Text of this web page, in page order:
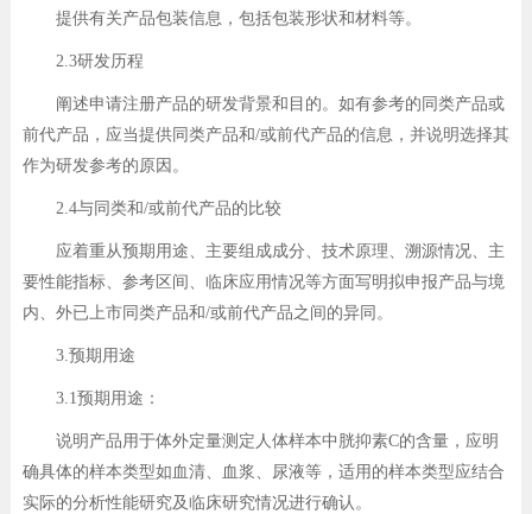
提供有关产品包装信息，包括包装形状和材料等。
2.3研发历程
阐述申请注册产品的研发背景和目的。如有参考的同类产品或
前代产品，应当提供同类产品和/或前代产品的信息，并说明选择其
作为研发参考的原因。
2.4与同类和/或前代产品的比较
应着重从预期用途、主要组成成分、技术原理、溯源情况、主
要性能指标、参考区间、临床应用情况等方面写明拟申报产品与境
内、外已上市同类产品和/或前代产品之间的异同。
3.预期用途
3.1预期用途：
说明产品用于体外定量测定人体样本中胱抑素C的含量，应明
确具体的样本类型如血清、血浆、尿液等，适用的样本类型应结合
实际的分析性能研究及临床研究情况进行确认。